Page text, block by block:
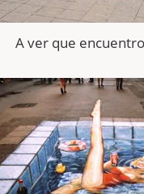
A ver que encuentro